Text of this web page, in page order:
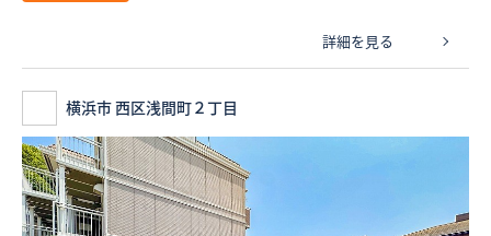
詳細を見る
横浜市 西区浅間町２丁目